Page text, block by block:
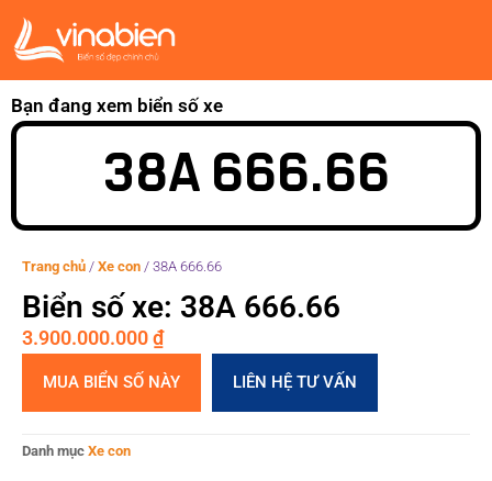
Bạn đang xem biển số xe
38A 666.66
Trang chủ / Xe con / 38A 666.66
Biển số xe: 38A 666.66
3.900.000.000₫
MUA BIỂN SỐ NÀY LIÊN HỆ TƯ VẤN
Danh mục Xe con